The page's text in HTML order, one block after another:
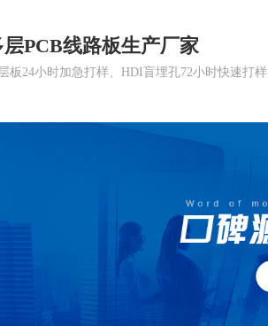
层PCB线路板生产厂家
板24小时加急打样、HDI盲埋孔72小时快速打样